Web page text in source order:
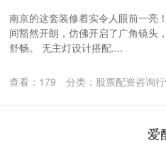
南京的这套装修着实令人眼前一亮
间豁然开朗，仿佛开启了广角镜头
舒畅。 无主灯设计搭配....
查看： 179 分类： 股票配资咨询
爱